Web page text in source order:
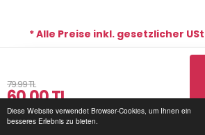
Diese Website verwendet Browser-Cookies, um Ihnen ein
besseres Erlebnis zu bieten.
79.99 TL
60.00TL
* Alle Preise inkl. gesetzlicher
Copyright © 2026 MB De Roos | Alle
De Roos
Startseite
Login für
Mein Warenkorb